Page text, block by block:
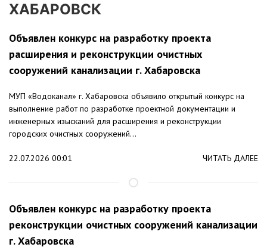
ХАБАРОВСК
Объявлен конкурс на разработку проекта
расширения и реконструкции очистных
сооружений канализации г. Хабаровска
МУП «Водоканал» г. Хабаровска объявило открытый конкурс на
выполнение работ по разработке проектной документации и
инженерных изысканий для расширения и реконструкции
городских очистных сооружений...
22.07.2026 00:01 ЧИТАТЬ ДАЛЕЕ
Объявлен конкурс на разработку проекта
реконструкции очистных сооружений канализации
г. Хабаровска